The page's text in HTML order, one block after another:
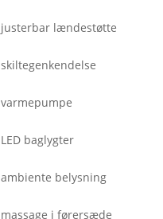
justerbar lændestøtte
skiltegenkendelse
varmepumpe
LED baglygter
ambiente belysning
massage i førersæde